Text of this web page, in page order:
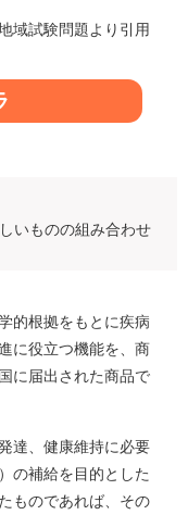
域試験問題より引用
いものの組み合わせ
的根拠をもとに疾病
に役立つ機能を、商
に届出された商品で
達、健康維持に必要
の補給を目的とした
ものであれば、その